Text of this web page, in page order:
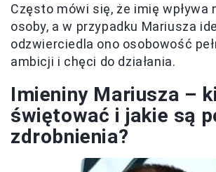
Często mówi się, że imię wpływa
osoby, a w przypadku Mariusza
odzwierciedla ono osobowość
ambicji i chęci do działania.
Imieniny Mariusza –
świętować i jakie są
zdrobnienia?